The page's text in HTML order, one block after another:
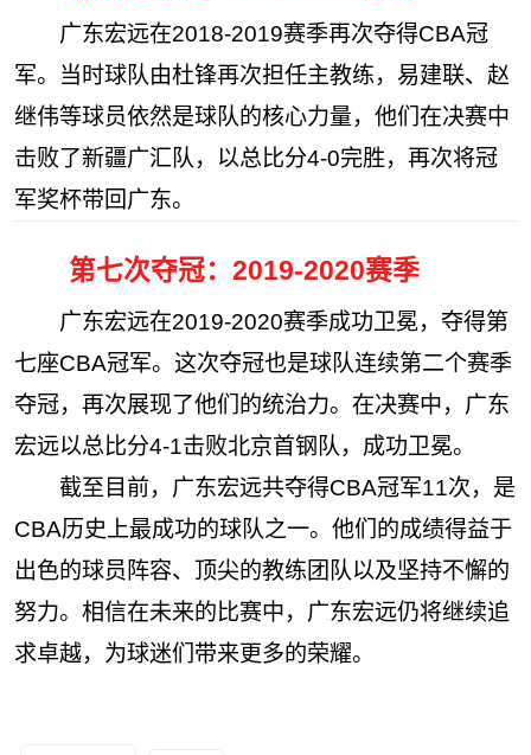
广东宏远在2018-2019赛季再次夺得CBA冠
军。当时球队由杜锋再次担任主教练，易建联、赵
继伟等球员依然是球队的核心力量，他们在决赛中
击败了新疆广汇队，以总比分4-0完胜，再次将冠
军奖杯带回广东。
第七次夺冠：2019-2020赛季
广东宏远在2019-2020赛季成功卫冕，夺得第
七座CBA冠军。这次夺冠也是球队连续第二个赛季
夺冠，再次展现了他们的统治力。在决赛中，广东
宏远以总比分4-1击败北京首钢队，成功卫冕。
截至目前，广东宏远共夺得CBA冠军11次，是
CBA历史上最成功的球队之一。他们的成绩得益于
出色的球员阵容、顶尖的教练团队以及坚持不懈的
努力。相信在未来的比赛中，广东宏远仍将继续追
求卓越，为球迷们带来更多的荣耀。